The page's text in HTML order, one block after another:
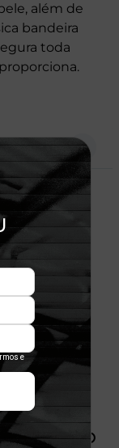
além de
bandeira
toda
NO